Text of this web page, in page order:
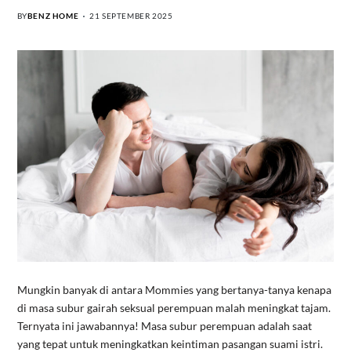
BYBENZ HOME 21 SEPTEMBER 2025
Mungkin banyak di antara Mommies yang bertanya-tanya kenapa
di masa subur gairah seksual perempuan malah meningkat tajam.
Ternyata ini jawabannya! Masa subur perempuan adalah saat
yang tepat untuk meningkatkan keintiman pasangan suami istri.